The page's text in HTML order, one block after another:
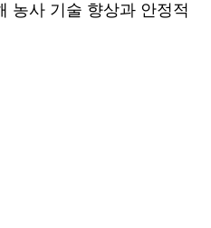
농사 기술 향상과 안정적